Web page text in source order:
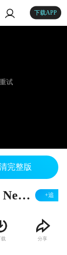
下载APP
试
完整版
Li Jianhong (Final Cut - a NeochaEDGE film production) +追
载 分享